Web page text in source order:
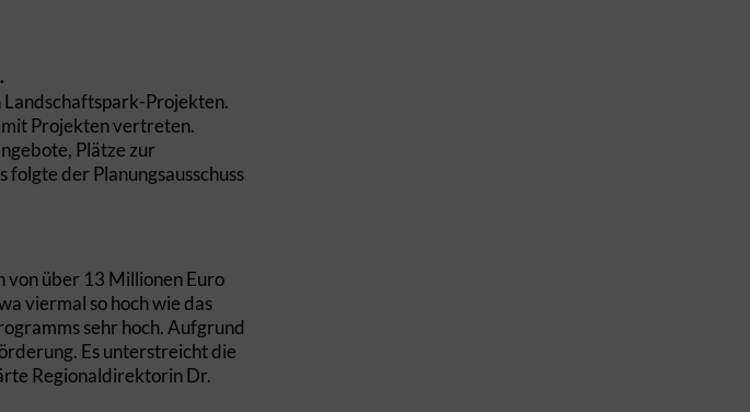
Projekten.
mit Projekten vertreten.
Plätze zur
der Planungsausschuss
von über 13 Millionen Euro
viermal so hoch wie das
sehr hoch. Aufgrund
Es unterstreicht die
Regionaldirektorin Dr.